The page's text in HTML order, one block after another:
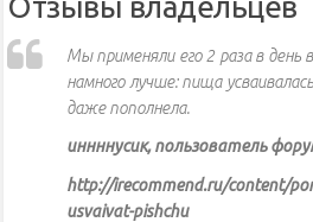
Мы применяли его 2 раза в день
намного лучше: пища
даже пополнела.
иннннусик, пользователь
http://irecommend.ru/content/
usvaivat-pishchu